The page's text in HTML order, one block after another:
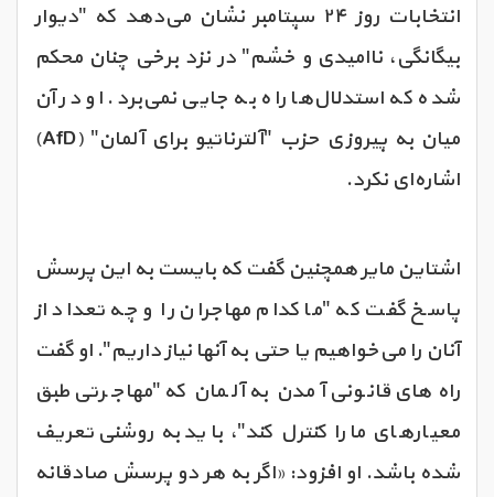
انتخابات روز ۲۴ سپتامبر نشان می‌دهد که "دیوار
بیگانگی، ناامیدی و خشم" در نزد برخی چنان محکم
شده که استدلال‌ها راه به جایی نمی‌برد. او در آن
میان به پیروزی حزب "آلترناتیو برای آلمان" (AfD)
اشاره‌ای نکرد.
اشتاین مایر همچنین گفت که بایست به این پرسش
پاسخ گفت که "ما کدام مهاجران را و چه تعداد از
آنان را می‌خواهیم یا حتی به آنها نیاز داریم". او گفت
راه‌های قانونی آمدن به آلمان که "مهاجرتی طبق
معیارهای ما را کنترل ‌کند"، باید به روشنی تعریف
شده باشد. او افزود: «اگر به هر دو پرسش صادقانه